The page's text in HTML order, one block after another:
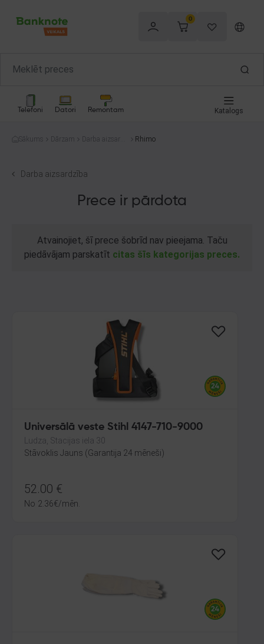
0
Telefoni Datori Remontam Katalogs
Sākums Dārzam
Darba aizsardz
Rhimo
Darba aizsardzība
Prece ir pārdota
Atvainojiet, šī prece šobrīd nav pieejama. Taču
piedāvājam parskatīt citas šīs kategorijas preces.
Universālā veste Stihl 4147-710-9000
Ludza, Stacijas iela 30
Stāvoklis Jauns (Garantija 24 mēneši)
52.00 €
No 2.36€/mēn.